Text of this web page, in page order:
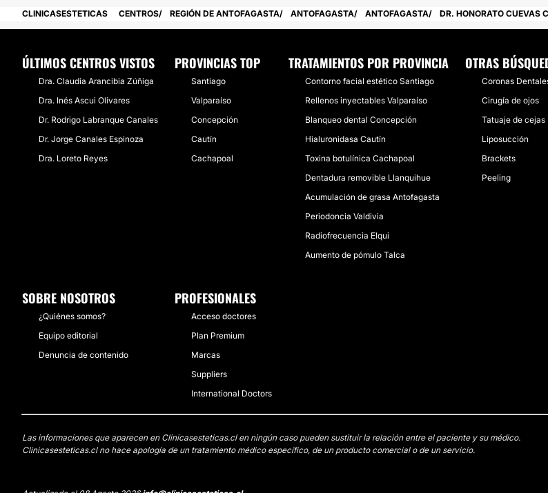
CLINICASESTETICAS CENTROS REGIÓN DE ANTOFAGASTA ANTOFAGASTA ANTOFAGASTA DR. HONORATO CUEVAS
ÚLTIMOS CENTROS VISTOS
Dra. Claudia Arancibia Zúñiga
Dra. Inés Ascui Olivares
Dr. Rodrigo Labranque Canales
Dr. Jorge Canales Espinoza
Dra. Loreto Reyes
PROVINCIAS TOP
Santiago
Valparaíso
Concepción
Cautín
Cachapoal
TRATAMIENTOS POR PROVINCIA
Contorno facial estético Santiago
Rellenos inyectables Valparaíso
Blanqueo dental Concepción
Hialuronidasa Cautín
Toxina botulínica Cachapoal
Dentadura removible Llanquihue
Acumulación de grasa Antofagasta
Periodoncia Valdivia
Radiofrecuencia Elqui
Aumento de pómulo Talca
OTRAS
Coronas
Cirugía de ojos
Tatuaje de cejas
Liposucción
Brackets
Peeling
SOBRE NOSOTROS
¿Quiénes somos?
Equipo editorial
Denuncia de contenido
PROFESIONALES
Acceso doctores
Plan Premium
Marcas
Suppliers
International Doctors
Las informaciones que aparecen en Clinicasesteticas.cl en ningún caso pueden sustituir la relación entre el paciente y su médico.
Clinicasesteticas.cl no hace apología de un tratamiento médico específico, de un producto comercial o de un servicio.